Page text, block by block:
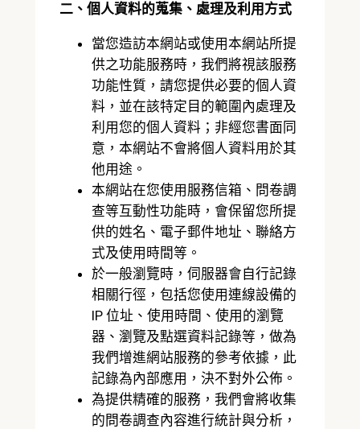
二、個人資料的蒐集、處理及利用方式
當您造訪本網站或使用本網站所提
供之功能服務時，我們將視該服務
功能性質，請您提供必要的個人資
料，並在該特定目的範圍內處理及
利用您的個人資料；非經您書面同
意，本網站不會將個人資料用於其
他用途。
本網站在您使用服務信箱、問卷調
查等互動性功能時，會保留您所提
供的姓名、電子郵件地址、聯絡方
式及使用時間等。
於一般瀏覽時，伺服器會自行記錄
相關行徑，包括您使用連線設備的
IP 位址、使用時間、使用的瀏覽
器、瀏覽及點選資料記錄等，做為
我們增進網站服務的參考依據，此
記錄為內部應用，決不對外公佈。
為提供精確的服務，我們會將收集
的問卷調查內容進行統計與分析，